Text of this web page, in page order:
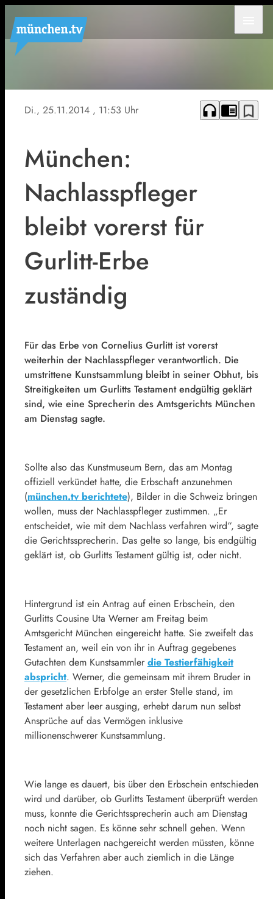
Di., 25.11.2014 , 11:53 Uhr headphones chrome_reader_mode bookmark_border
München:
Nachlasspfleger
bleibt vorerst für
Gurlitt-Erbe
zuständig
Für das Erbe von Cornelius Gurlittist vorerst
weiterhin der Nachlasspfleger verantwortlich. Die
umstrittene Kunstsammlung bleibt in seiner Obhut, bis
Streitigkeiten um Gurlitts Testament endgültig geklärt
sind, wie eine Sprecherin des Amtsgerichts München
am Dienstag sagte.
Sollte also das Kunstmuseum Bern, das am Montag
offiziell verkündet hatte, die Erbschaft anzunehmen
(münchen.tv berichtete), Bilder in die Schweiz bringen
wollen, muss der Nachlasspfleger zustimmen. „Er
entscheidet, wie mit dem Nachlass verfahren wird“, sagte
die Gerichtssprecherin. Das gelte so lange, bis endgültig
geklärt ist, ob Gurlitts Testament gültig ist, oder nicht.
Hintergrund ist ein Antrag auf einen Erbschein, den
Gurlitts Cousine Uta Werner am Freitag beim
Amtsgericht München eingereicht hatte. Sie zweifelt das
Testament an, weil ein von ihr in Auftrag gegebenes
Gutachten dem Kunstsammler die Testierfähigkeit
abspricht. Werner, die gemeinsam mit ihrem Bruder in
der gesetzlichen Erbfolge an erster Stelle stand, im
Testament aber leer ausging, erhebt darum nun selbst
Ansprüche auf das Vermögen inklusive
millionenschwerer Kunstsammlung.
Wie lange es dauert, bis über den Erbschein entschieden
wird und darüber, ob Gurlitts Testament überprüft werden
muss, konnte die Gerichtssprecherin auch am Dienstag
noch nicht sagen. Es könne sehr schnell gehen. Wenn
weitere Unterlagen nachgereicht werden müssten, könne
sich das Verfahren aber auch ziemlich in die Länge
ziehen.